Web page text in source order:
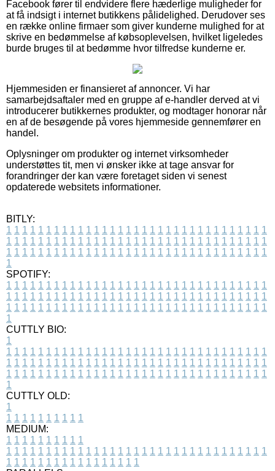
Facebook fører til endvidere flere hæderlige muligheder for
at få indsigt i internet butikkens pålidelighed. Derudover ses
en række online firmaer som giver kunderne mulighed for at
skrive en bedømmelse af købsoplevelsen, hvilket ligeledes
burde bruges til at bedømme hvor tilfredse kunderne er.
Hjemmesiden er finansieret af annoncer. Vi har
samarbejdsaftaler med en gruppe af e-handler derved at vi
introducerer butikkernes produkter, og modtager honorar når
en af de besøgende på vores hjemmeside gennemfører en
handel.
Oplysninger om produkter og internet virksomheder
understøttes tit, men vi ønsker ikke at tage ansvar for
forandringer der kan være foretaget siden vi senest
opdaterede websitets informationer.
BITLY:
1 1 1 1 1 1 1 1 1 1 1 1 1 1 1 1 1 1 1 1 1 1 1 1 1 1 1 1 1 1 1 1 1
1 1 1 1 1 1 1 1 1 1 1 1 1 1 1 1 1 1 1 1 1 1 1 1 1 1 1 1 1 1 1 1 1
1 1 1 1 1 1 1 1 1 1 1 1 1 1 1 1 1 1 1 1 1 1 1 1 1 1 1 1 1 1 1 1 1
1
SPOTIFY:
1 1 1 1 1 1 1 1 1 1 1 1 1 1 1 1 1 1 1 1 1 1 1 1 1 1 1 1 1 1 1 1 1
1 1 1 1 1 1 1 1 1 1 1 1 1 1 1 1 1 1 1 1 1 1 1 1 1 1 1 1 1 1 1 1 1
1 1 1 1 1 1 1 1 1 1 1 1 1 1 1 1 1 1 1 1 1 1 1 1 1 1 1 1 1 1 1 1 1
1
CUTTLY BIO:
1
1 1 1 1 1 1 1 1 1 1 1 1 1 1 1 1 1 1 1 1 1 1 1 1 1 1 1 1 1 1 1 1 1
1 1 1 1 1 1 1 1 1 1 1 1 1 1 1 1 1 1 1 1 1 1 1 1 1 1 1 1 1 1 1 1 1
1 1 1 1 1 1 1 1 1 1 1 1 1 1 1 1 1 1 1 1 1 1 1 1 1 1 1 1 1 1 1 1 1
1
CUTTLY OLD:
1
1 1 1 1 1 1 1 1 1 1
MEDIUM:
1 1 1 1 1 1 1 1 1 1
1 1 1 1 1 1 1 1 1 1 1 1 1 1 1 1 1 1 1 1 1 1 1 1 1 1 1 1 1 1 1 1 1
1 1 1 1 1 1 1 1 1 1 1 1 1 1 1 1 1